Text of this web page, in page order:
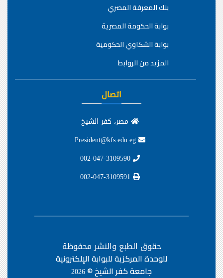
بنك المعرفة المصري
بوابة الحكومة المصرية
بوابة الشكاوي الحكومية
المزيد من الروابط
اتصال
مصر، كفر الشيخ
حقوق الطبع والنشر محفوظة
للوحدة المركزية للبوابة الإلكترونية
جامعة كفر الشيخ ©2026